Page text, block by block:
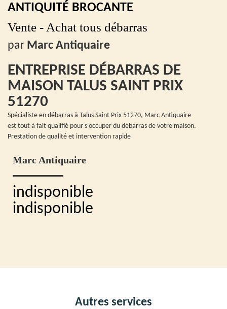
ANTIQUITÉ BROCANTE
Vente - Achat tous débarras
par Marc Antiquaire
ENTREPRISE DÉBARRAS DE
MAISON TALUS SAINT PRIX
51270
Spécialiste en débarras à Talus Saint Prix 51270, Marc Antiquaire
est tout à fait qualifié pour s'occuper du débarras de votre maison.
Prestation de qualité et intervention rapide
Marc Antiquaire
indisponible
indisponible
Autres services